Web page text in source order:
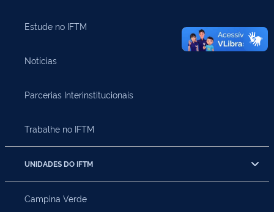
Estude no IFTM
Notícias
Parcerias Interinstitucionais
Trabalhe no IFTM
UNIDADES DO IFTM
Campina Verde